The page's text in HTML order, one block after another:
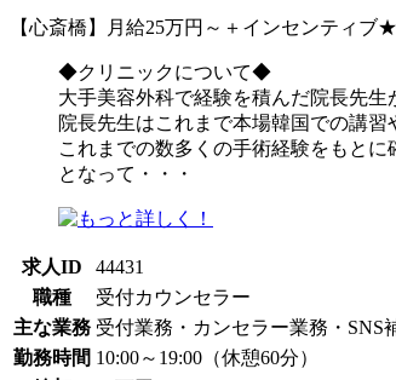
【心斎橋】月給25万円～＋インセンティ
◆クリニックについて◆
大手美容外科で経験を積んだ院長先生
院長先生はこれまで本場韓国での講
これまでの数多くの手術経験をもと
となって・・・
求人ID
44431
職種
受付カウンセラー
主な業務 受付業務・カンセラー業務・SNS
勤務時間 10:00～19:00（休憩60分）